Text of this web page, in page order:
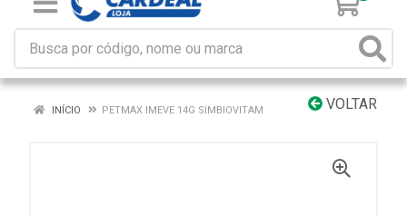
VOLTAR
INÍCIO PETMAX IMEVE 14G SIMBIOVITAM